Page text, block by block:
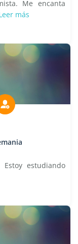
Me encanta
más
estudiando